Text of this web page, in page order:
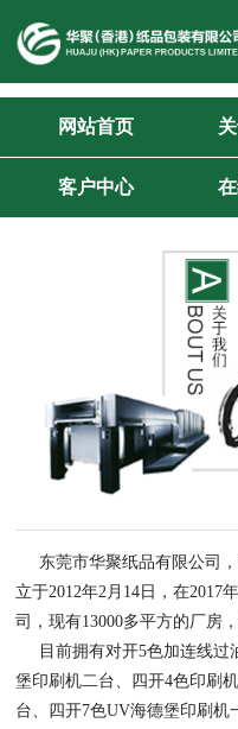
网站首页
客户中心
东莞市华聚纸品有限公司
立于2012年2月14日，在2017
司，现有13000多平方的厂房
目前拥有对开5色加连线过
堡印刷机二台、四开4色印刷
台、四开7色UV海德堡印刷机